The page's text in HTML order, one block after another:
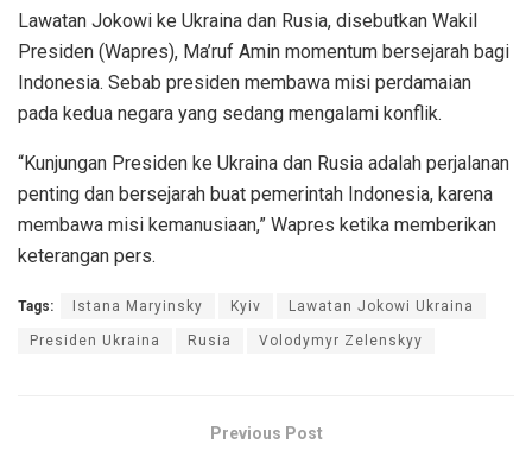
Lawatan Jokowi ke Ukraina dan Rusia, disebutkan Wakil
Presiden (Wapres), Ma’ruf Amin momentum bersejarah bagi
Indonesia. Sebab presiden membawa misi perdamaian
pada kedua negara yang sedang mengalami konflik.
“Kunjungan Presiden ke Ukraina dan Rusia adalah perjalanan
penting dan bersejarah buat pemerintah Indonesia, karena
membawa misi kemanusiaan,” Wapres ketika memberikan
keterangan pers.
Tags: Istana Maryinsky Kyiv Lawatan Jokowi Ukraina
Presiden Ukraina Rusia Volodymyr Zelenskyy
Previous Post